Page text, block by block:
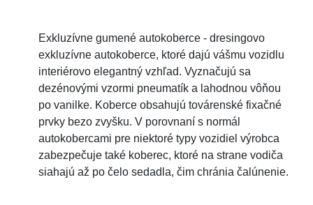
Exkluzívne gumené autokoberce - dresingovo
exkluzívne autokoberce, ktoré dajú vášmu vozidlu
interiérovo elegantný vzhľad. Vyznačujú sa
dezénovými vzormi pneumatík a lahodnou vôňou
po vanilke. Koberce obsahujú továrenské fixačné
prvky bezo zvyšku. V porovnaní s normál
autokobercami pre niektoré typy vozidiel výrobca
zabezpečuje také koberec, ktoré na strane vodiča
siahajú až po čelo sedadla, čim chránia čalúnenie.